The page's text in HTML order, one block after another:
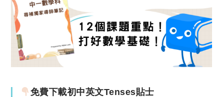
免費下載初中英文Tenses貼士